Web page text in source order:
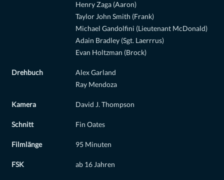
Henry Zaga (Aaron)
Taylor John Smith (Frank)
Michael Gandolfini (Lieutenant McDonald)
Adain Bradley (Sgt. Laerrrus)
Evan Holtzman (Brock)
Drehbuch
Alex Garland
Ray Mendoza
Kamera David J. Thompson
Schnitt Fin Oates
Filmlänge 95 Minuten
FSK ab 16 Jahren